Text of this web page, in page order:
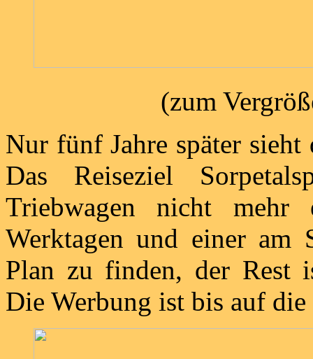
(zum
Nur fünf Jahre später sieht
Das Reiseziel
Triebwagen nicht
Werktagen und einer am
Plan zu finden, der Rest
Die Werbung ist bis auf die